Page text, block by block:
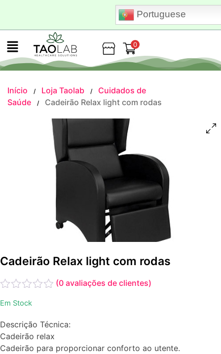
Portuguese
Loja
0
Início / Loja Taolab /
Cuidados de
Saúde
/ Cadeirão Relax light com rodas
Cadeirão Relax light com rodas
0
5
(0 avaliações de clientes)
Em Stock
Descrição Técnica:
Cadeirão relax
Cadeirão para proporcionar conforto ao utente.